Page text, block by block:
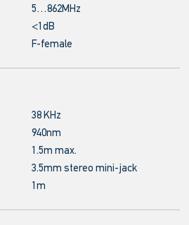
5…862MHz
<1dB
F-female
38 KHz
940nm
1.5m max.
3.5mm stereo mini-jack
1m